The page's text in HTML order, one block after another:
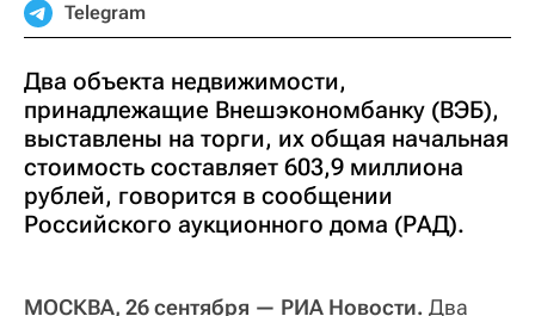
Telegram
Два объекта недвижимости,
принадлежащие Внешэкономбанку (ВЭБ),
выставлены на торги, их общая начальная
стоимость составляет 603,9 миллиона
рублей, говорится в сообщении
Российского аукционного дома (РАД).
МОСКВА, 26 сентября — РИА Новости. Два